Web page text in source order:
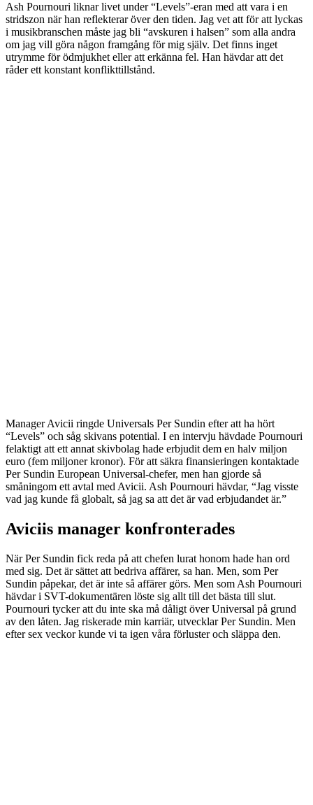
Ash Pournouri liknar livet under “Levels”-eran med att vara i en
stridszon när han reflekterar över den tiden. Jag vet att för att lyckas
i musikbranschen måste jag bli “avskuren i halsen” som alla andra
om jag vill göra någon framgång för mig själv. Det finns inget
utrymme för ödmjukhet eller att erkänna fel. Han hävdar att det
råder ett konstant konflikttillstånd.
Manager Avicii ringde Universals Per Sundin efter att ha hört
“Levels” och såg skivans potential. I en intervju hävdade Pournouri
felaktigt att ett annat skivbolag hade erbjudit dem en halv miljon
euro (fem miljoner kronor). För att säkra finansieringen kontaktade
Per Sundin European Universal-chefer, men han gjorde så
småningom ett avtal med Avicii. Ash Pournouri hävdar, “Jag visste
vad jag kunde få globalt, så jag sa att det är vad erbjudandet är.”
Aviciis manager konfronterades
När Per Sundin fick reda på att chefen lurat honom hade han ord
med sig. Det är sättet att bedriva affärer, sa han. Men, som Per
Sundin påpekar, det är inte så affärer görs. Men som Ash Pournouri
hävdar i SVT-dokumentären löste sig allt till det bästa till slut.
Pournouri tycker att du inte ska må dåligt över Universal på grund
av den låten. Jag riskerade min karriär, utvecklar Per Sundin. Men
efter sex veckor kunde vi ta igen våra förluster och släppa den.